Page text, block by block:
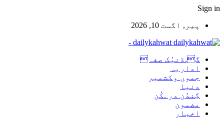
Sign in
پیر, اگست 10, 2026
dailykahwat -
گ.ڈنیُک صفہ
اداریہ
جموں وکشمیر
دنیا
گِندُن در .کُن
مضمون
اخبار